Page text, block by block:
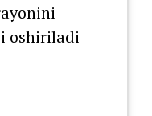
oshiriladi